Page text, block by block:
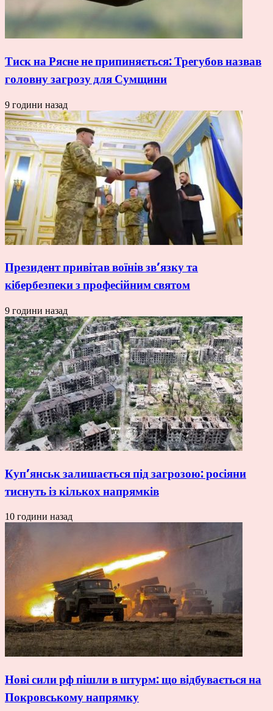
Тиск на Рясне не припиняється: Трегубов назвав
головну загрозу для Сумщини
9 години назад
Президент привітав воїнів зв’язку та
кібербезпеки з професійним святом
9 години назад
Куп’янськ залишається під загрозою: росіяни
тиснуть із кількох напрямків
10 години назад
Нові сили рф пішли в штурм: що відбувається на
Покровському напрямку